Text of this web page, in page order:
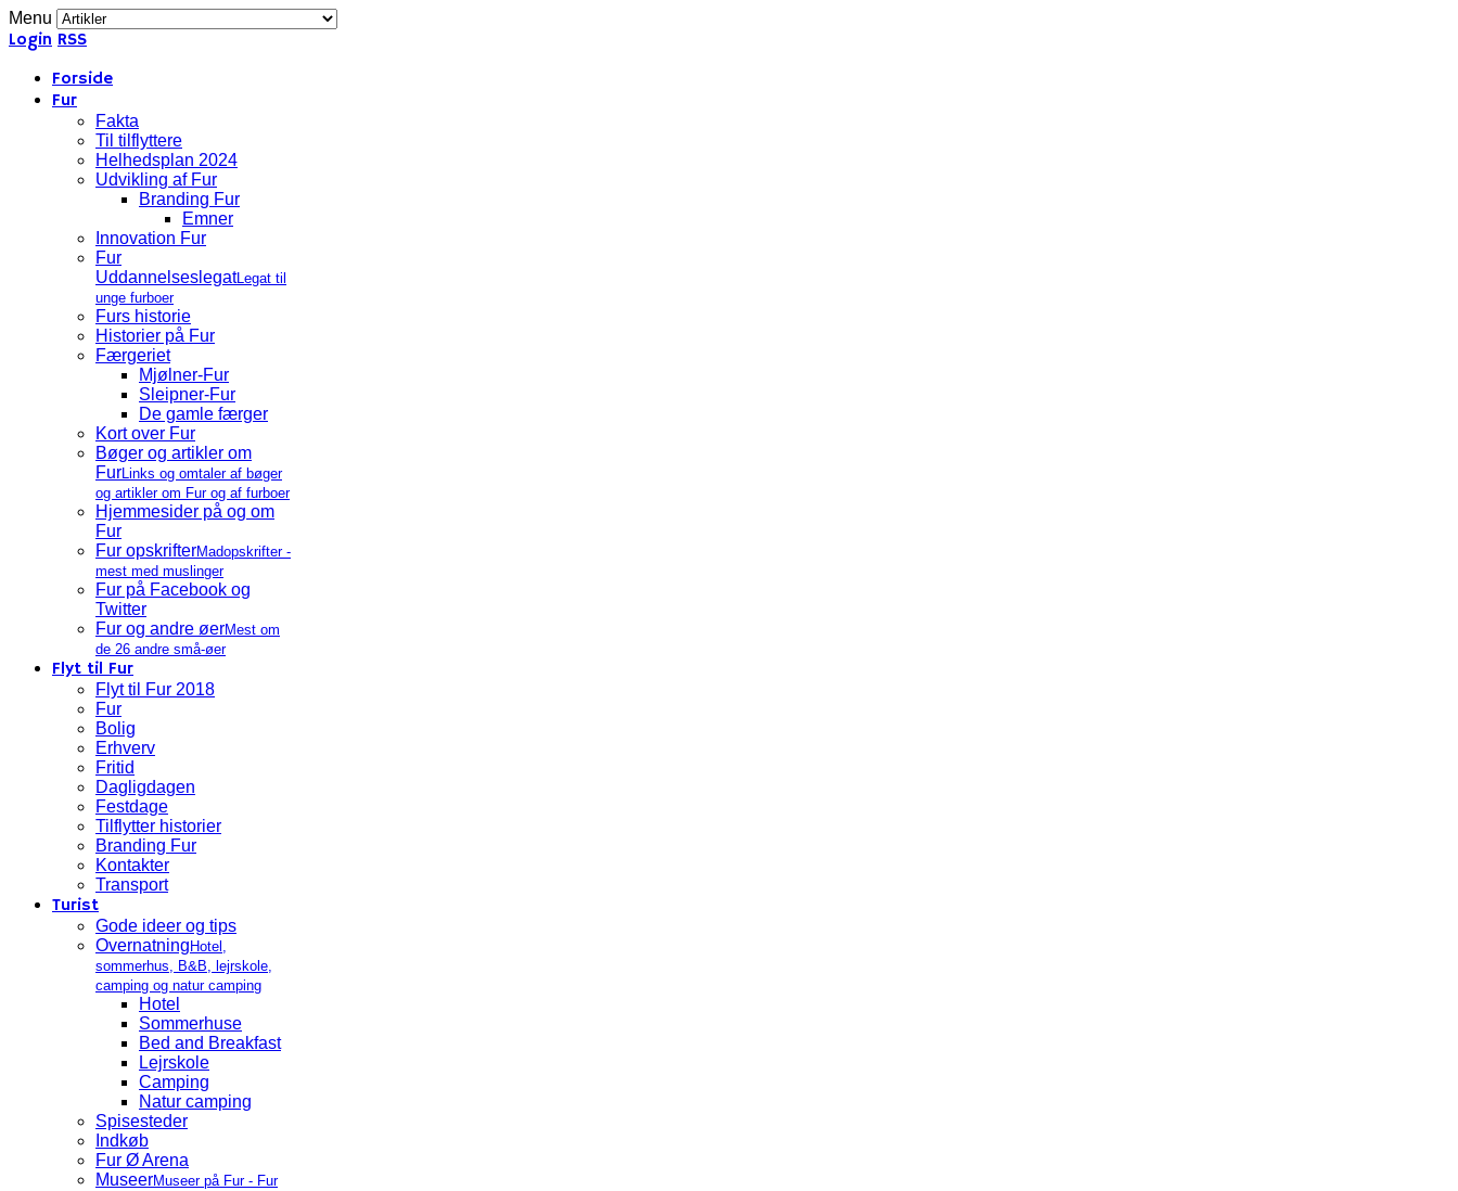
Menu
Login RSS
Forside
Fur
Fakta
Til tilflyttere
Helhedsplan 2024
Udvikling af Fur
Branding Fur
Emner
Innovation Fur
Fur
UddannelseslegatLegat til
unge furboer
Furs historie
Historier på Fur
Færgeriet
Mjølner-Fur
Sleipner-Fur
De gamle færger
Kort over Fur
Bøger og artikler om
FurLinks og omtaler af bøger
og artikler om Fur og af furboer
Hjemmesider på og om
Fur
Fur opskrifterMadopskrifter -
mest med muslinger
Fur på Facebook og
Twitter
Fur og andre øerMest om
de 26 andre små-øer
Flyt til Fur
Flyt til Fur 2018
Fur
Bolig
Erhverv
Fritid
Dagligdagen
Festdage
Tilflytter historier
Branding Fur
Kontakter
Transport
Turist
Gode ideer og tips
Overnatning Hotel,
sommerhus, B&B, lejrskole,
camping og natur camping
Hotel
Sommerhuse
Bed and Breakfast
Lejrskole
Camping
Natur camping
Spisesteder
Indkøb
Fur Ø Arena
MuseerMuseer på Fur - Fur